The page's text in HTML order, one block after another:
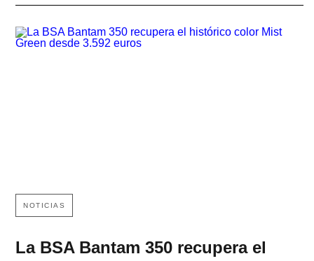
NOTICIAS
La BSA Bantam 350 recupera el